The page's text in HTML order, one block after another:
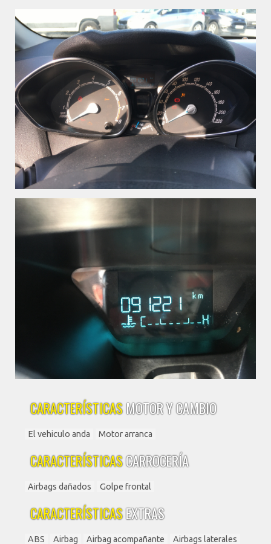
CARACTERÍSTICASMOTOR Y CAMBIO
El vehiculo anda Motor arranca
CARACTERÍSTICASCARROCERÍA
Airbags dañados Golpe frontal
CARACTERÍSTICASEXTRAS
ABS Airbag Airbag acompañante Airbags laterales